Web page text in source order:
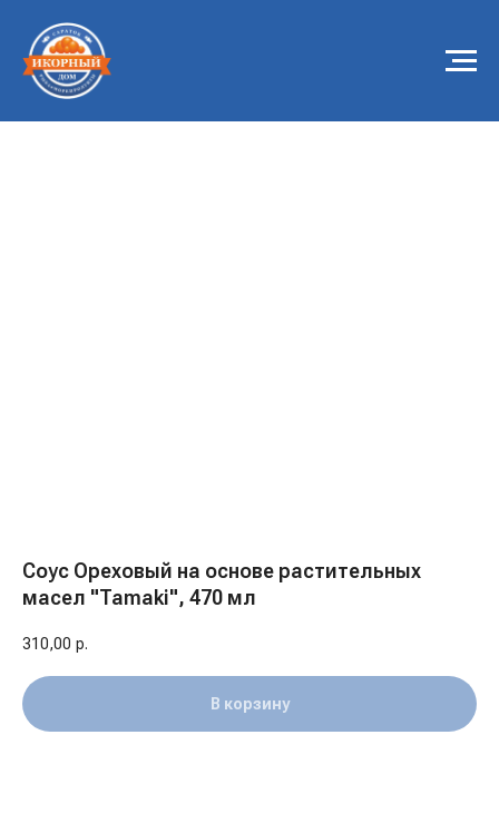
Соус Ореховый на основе растительных
масел "Tamaki", 470 мл
310,00 р.
В корзину